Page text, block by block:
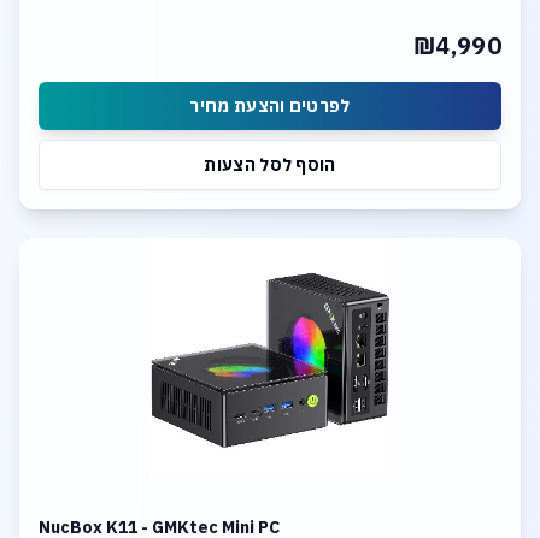
₪4,990
לפרטים והצעת מחיר
הוסף לסל הצעות
NucBox K11 - GMKtec Mini PC